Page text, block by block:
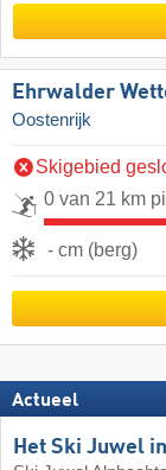
Ehrwalder
Oostenrijk
Skigebied
0 van 21 km
- cm (berg)
Actueel
Het Ski Juwel